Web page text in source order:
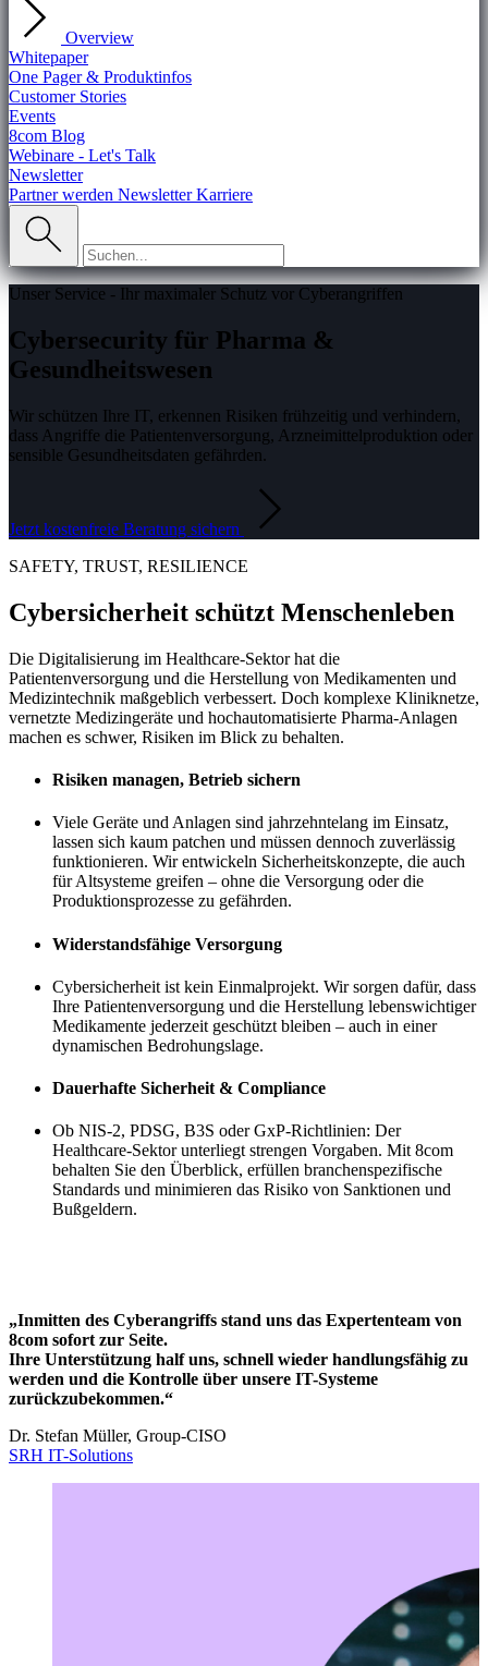
Overview
Whitepaper
One Pager & Produktinfos
Customer Stories
Events
8com Blog
Webinare - Let's Talk
Newsletter
Partner werden NewsletterKarriere
Unser Service - Ihr maximaler Schutz vor Cyberangriffen
Cybersecurity für Pharma &
Gesundheitswesen
Wir schützen Ihre IT, erkennen Risiken frühzeitig und verhindern,
dass Angriffe die Patientenversorgung, Arzneimittelproduktion oder
sensible Gesundheitsdaten gefährden.
Jetzt kostenfreie Beratung sichern
SAFETY, TRUST, RESILIENCE
Cybersicherheit schützt Menschenleben
Die Digitalisierung im Healthcare-Sektor hat die
Patientenversorgung und die Herstellung von Medikamenten und
Medizintechnik maßgeblich verbessert. Doch komplexe Kliniknetze,
vernetzte Medizingeräte und hochautomatisierte Pharma-Anlagen
machen es schwer, Risiken im Blick zu behalten.
Risiken managen, Betrieb sichern
Viele Geräte und Anlagen sind jahrzehntelang im Einsatz,
lassen sich kaum patchen und müssen dennoch zuverlässig
funktionieren. Wir entwickeln Sicherheitskonzepte, die auch
für Altsysteme greifen – ohne die Versorgung oder die
Produktionsprozesse zu gefährden.
Widerstandsfähige Versorgung
Cybersicherheit ist kein Einmalprojekt. Wir sorgen dafür, dass
Ihre Patientenversorgung und die Herstellung lebenswichtiger
Medikamente jederzeit geschützt bleiben – auch in einer
dynamischen Bedrohungslage.
Dauerhafte Sicherheit & Compliance
Ob NIS-2, PDSG, B3S oder GxP-Richtlinien: Der
Healthcare-Sektor unterliegt strengen Vorgaben. Mit 8com
behalten Sie den Überblick, erfüllen branchenspezifische
Standards und minimieren das Risiko von Sanktionen und
Bußgeldern.
„Inmitten des Cyberangriffs stand uns das Expertenteam von
8com sofort zur Seite.
Ihre Unterstützung half uns, schnell wieder handlungsfähig zu
werden und die Kontrolle über unsere IT-Systeme
zurückzubekommen.“
Dr. Stefan Müller, Group-CISO
SRH IT-Solutions